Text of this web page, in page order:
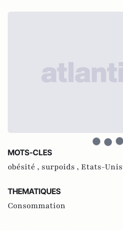
MOTS-CLES
obésité , surpoids , Etats-
THEMATIQUES
Consommation